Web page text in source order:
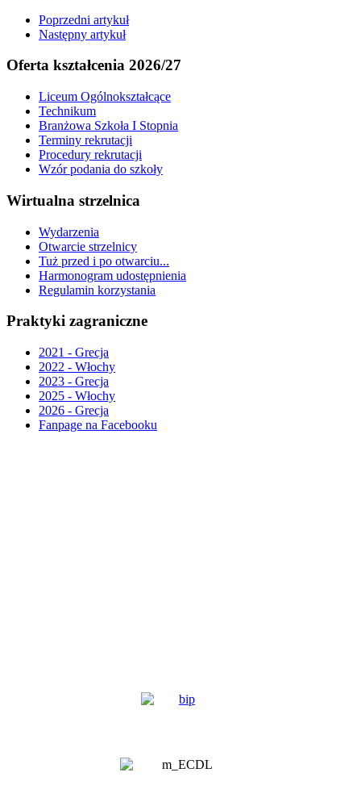
Poprzedni artykuł
Następny artykuł
Oferta kształcenia 2026/27
Liceum Ogólnokształcące
Technikum
Branżowa Szkoła I Stopnia
Terminy rekrutacji
Procedury rekrutacji
Wzór podania do szkoły
Wirtualna strzelnica
Wydarzenia
Otwarcie strzelnicy
Tuż przed i po otwarciu...
Harmonogram udostępnienia
Regulamin korzystania
Praktyki zagraniczne
2021 - Grecja
2022 - Włochy
2023 - Grecja
2025 - Włochy
2026 - Grecja
Fanpage na Facebooku